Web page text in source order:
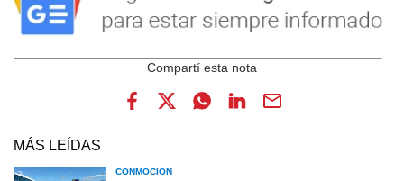
MÁS LEÍDAS
CONMOCIÓN